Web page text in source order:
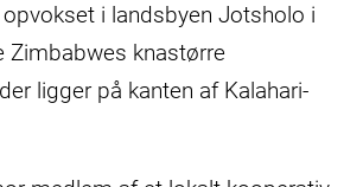
i landsbyen Jotsholo i
Zimbabwes knastørre
ligger på kanten af Kalahari-